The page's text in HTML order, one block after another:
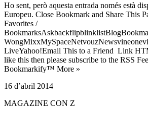
Ho sent, però aquesta entrada només està
Europeu. Close Bookmark and Share This
Favorites /
LiveYahoo!Email This to a Friend Link
like this then please subscribe to the RSS
Bookmarkify™ More »
16 d’abril 2014
MAGAZINE CON Z